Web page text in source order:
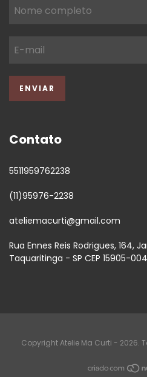
Contato
5511959762238
(11)95976-2238
ateliemacurti@gmail.com
Rua Ennes Reis Rodrigues, 164,
Taquaritinga - SP CEP 15905-004
Copyright Atelie Ma Curti - 2026.